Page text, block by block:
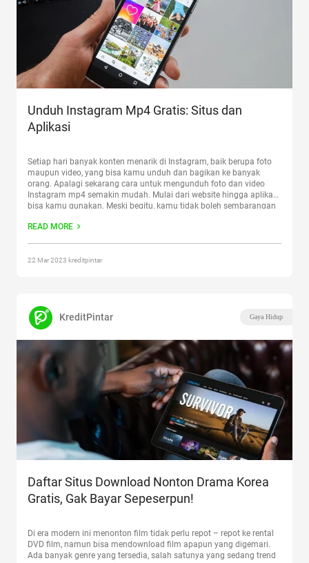
Unduh Instagram Mp4 Gratis: Situs dan
Aplikasi
Setiap hari banyak konten menarik di Instagram, baik berupa foto
maupun video, yang bisa kamu unduh dan bagikan ke banyak
orang. Apalagi sekarang cara untuk mengunduh foto dan video
Instagram mp4 semakin mudah. Mulai dari website hingga aplikasi
bisa kamu gunakan. Meski begitu, kamu tidak boleh sembarangan
reading“Unduh Instagram Mp4 Gratis: Situs dan Aplikasi”
READ MORE
22 Mar 2023 kreditpintar
KreditPintar Gaya Hidup
Daftar Situs Download Nonton Drama Korea
Gratis, Gak Bayar Sepeserpun!
Di era modern ini menonton film tidak perlu repot – repot ke rental
DVD film, namun bisa mendownload film apapun yang digemari.
Ada banyak genre yang tersedia, salah satunya yang sedang trend